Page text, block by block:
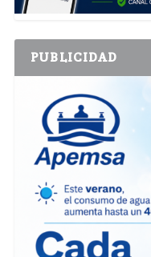
PUBLICIDAD